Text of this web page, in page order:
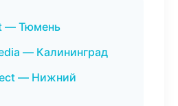
— Тюмень
— Калининград
— Нижний